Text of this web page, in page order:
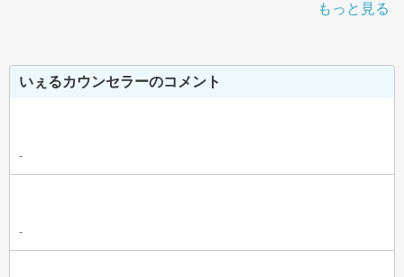
もっと見る
いぇるカウンセラーのコメント
-
-